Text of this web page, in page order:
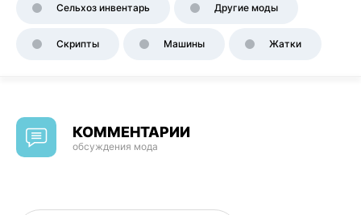
Сельхоз инвентарь Другие моды
Скрипты Машины Жатки
КОММЕНТАРИИ
обсуждения мода